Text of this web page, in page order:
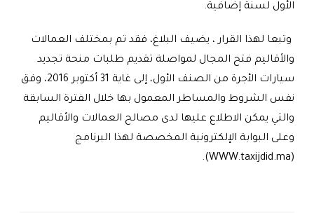
الأول لسنة إضافية.
وتبعا لهذا القرار ، يضيف البلاغ، فقد تم بمختلف العمالات
والأقاليم فتح المجال لمواصلة تقديم طلبات منحة تجديد
سيارات الأجرة من الصنف الأول، إلى غاية 31 أكتوبر 2016، وفق
نفس الشروط والمساطر المعمول بها خلال الفترة السابقة
والتي يمكن الاطلاع عليها لدى مصالح العمالات والأقاليم
وعلى البوابة الإلكترونية المخصصة لهذا البرنامج
(
WWW.taxijdid.ma
).